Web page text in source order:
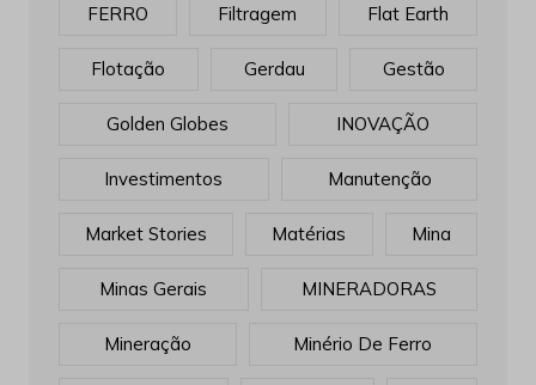
FERRO Filtragem Flat Earth
Flotação Gerdau Gestão
Golden Globes INOVAÇÃO
Investimentos Manutenção
Market Stories Matérias Mina
Minas Gerais MINERADORAS
Mineração Minério De Ferro